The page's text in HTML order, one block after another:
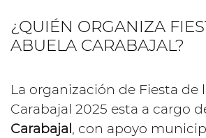
¿QUIÉN ORGANIZA
ABUELA CARABAJAL?
La organización de Fiesta de
Carabajal 2025 esta a cargo
Carabajal, con apoyo